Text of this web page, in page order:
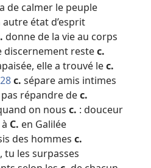
de calmer le peuple
autre état d’esprit
donne de la vie au corps
discernement restec.
elle a trouvé lec.
c. sépare amis intimes
répandre dec.
on nous c. : douceur
C. en Galilée
des hommes c.
, tu les surpasses